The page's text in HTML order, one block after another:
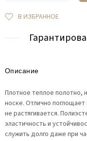
В ИЗБРАННОЕ
Описание
Плотное теплое полотно,
носке. Отлично
не растягивается.
эластичность и
служить долго даже при